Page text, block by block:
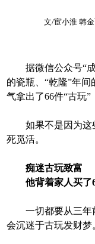
文/宦小淮 韩
据微信公众号“成
的瓷瓶、“乾隆”年
气拿出了66件“古玩”
如果不是因为这些
死觅活。
痴迷古玩致富
他背着家人买了
一切都要从三年前
会沉迷于古玩发财梦